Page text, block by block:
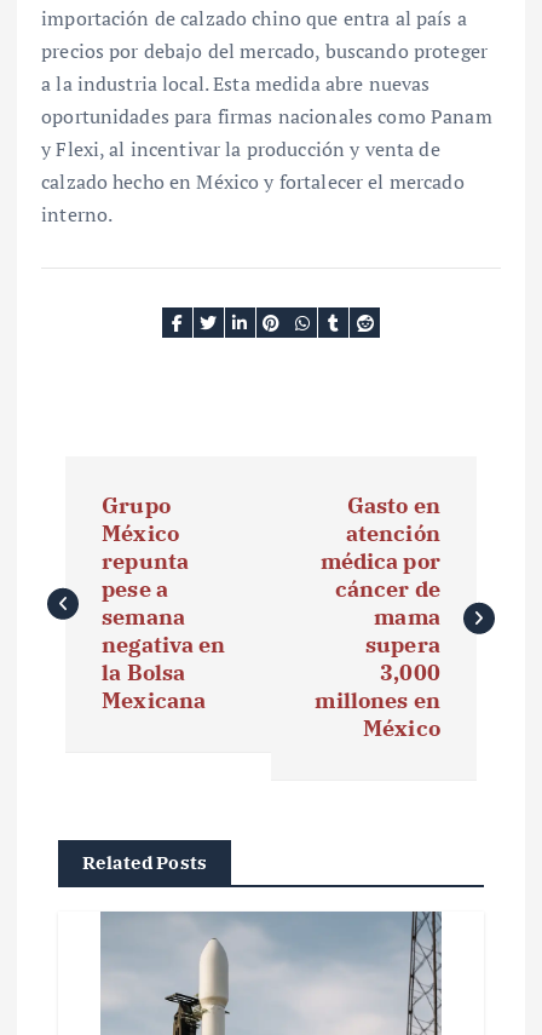
importación de calzado chino que entra al país a
precios por debajo del mercado, buscando proteger
a la industria local. Esta medida abre nuevas
oportunidades para firmas nacionales como Panam
y Flexi, al incentivar la producción y venta de
calzado hecho en México y fortalecer el mercado
interno.
v
e
Grupo
México
repunta
pese a
semana
negativa en
la Bolsa
Mexicana
Gasto en
atención
médica por
cáncer de
mama
supera
3,000
millones en
México
Related Posts